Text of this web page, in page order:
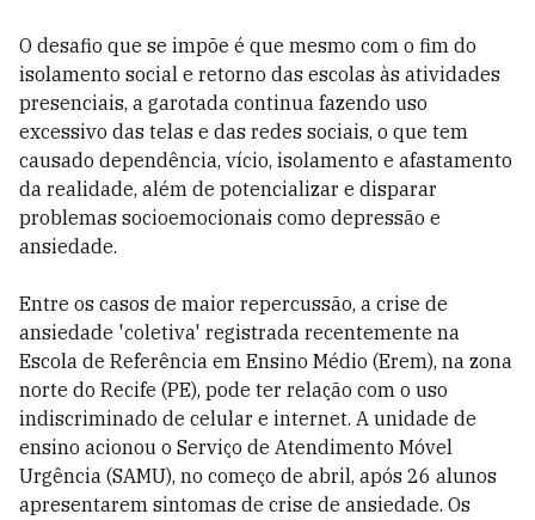
O desafio que se impõe é que mesmo com o fim do
isolamento social e retorno das escolas às atividades
presenciais, a garotada continua fazendo uso
excessivo das telas e das redes sociais, o que tem
causado dependência, vício, isolamento e afastamento
da realidade, além de potencializar e disparar
problemas socioemocionais como depressão e
ansiedade.
Entre os casos de maior repercussão, a crise de
ansiedade 'coletiva' registrada recentemente na
Escola de Referência em Ensino Médio (Erem), na zona
norte do Recife (PE), pode ter relação com o uso
indiscriminado de celular e internet. A unidade de
ensino acionou o Serviço de Atendimento Móvel
Urgência (SAMU), no começo de abril, após 26 alunos
apresentarem sintomas de crise de ansiedade. Os